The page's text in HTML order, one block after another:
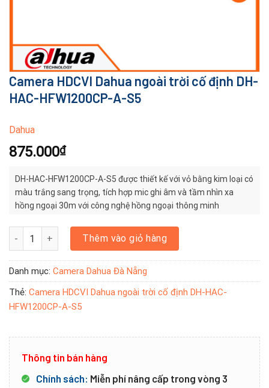
Camera HDCVI Dahua ngoài trời cố định DH-
HAC-HFW1200CP-A-S5
Dahua
875.000₫
DH-HAC-HFW1200CP-A-S5 được thiết kế với vỏ bằng kim loại có
màu trắng sang trọng, tích hợp mic ghi âm và tầm nhìn xa
hồng ngoại 30m với công nghệ hồng ngoại thông minh
Camera HDCVI Dahua ngoài trời cố định DH-HAC-HFW1200CP-A-
Thêm vào giỏ hàng
Danh mục: Camera Dahua Đà Nẵng
Thẻ: Camera HDCVI Dahua ngoài trời cố định DH-HAC-
HFW1200CP-A-S5
Thông tin bán hàng
Chính sách: Miễn phí nâng cấp trong vòng 3